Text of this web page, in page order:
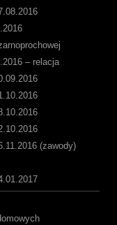
– relacja
(zawody)